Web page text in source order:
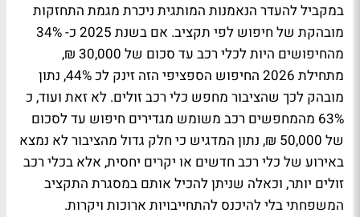
במקביל להעדר הנאמנות המותגית ניכרת מגמת התחזקות
מובהקת של חיפוש לפי תקציב. אם בשנת 2025 כ- 34%
מהחיפושים היות לכלי רכב עד סכום של 30,000 ₪,
מתחילת 2026 החיפוש הספציפי הזה זינק לכ 44%, נתון
מובהק לכך שהציבור מחפש כלי רכב זולים. לא זאת ועוד, כ
63% מהמחפשים רכב משומש מגדירים חיפוש עד לסכום
של 50,000 ₪, נתון המדגיש כי חלק גדול מהציבור לא נמצא
באירוע של כלי רכב חדשים או יקרים יחסית, אלא בכלי רכב
זולים יותר, וכאלה שניתן להכיל אותם במסגרת התקציב
המשפחתי בלי להיכנס להתחייבויות ארוכות ויקרות.